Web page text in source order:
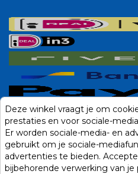
Deze winkel vraagt je om
prestaties en voor sociale-
Er worden sociale-media- en
gebruikt om je sociale-
advertenties te bieden.
bijbehorende verwerking van je